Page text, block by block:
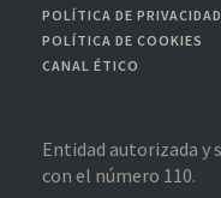
POLÍTICA DE PRIVACIDAD
POLÍTICA DE COOKIES
CANAL ÉTICO
Entidad autorizada y
con el número 110.